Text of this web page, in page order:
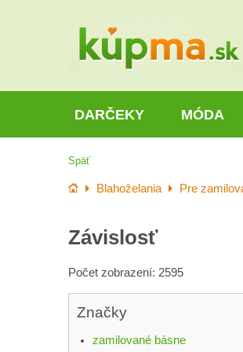
DARČEKY MÓDA
Späť
Úvod Blahoželania
Pre
Závislosť
Počet zobrazení: 2595
Značky
zamilované básne